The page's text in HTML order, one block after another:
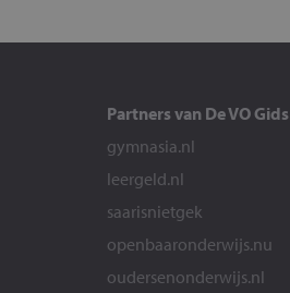
Partners van De VO Gids
gymnasia.nl
leergeld.nl
saarisnietgek
openbaaronderwijs.nu
oudersenonderwijs.nl